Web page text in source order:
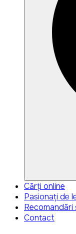
Search
for:
Cărți online
Pasionați de
Recomandări
Contact